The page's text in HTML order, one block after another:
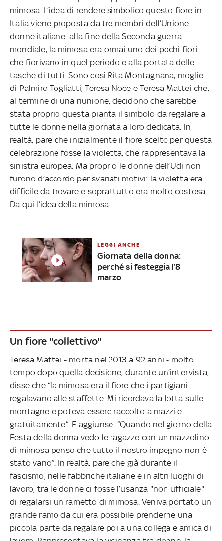
mimosa. L’idea di rendere simbolico questo fiore in
Italia viene proposta da tre membri dell’Unione
donne italiane: alla fine della Seconda guerra
mondiale, la mimosa era ormai uno dei pochi fiori
che fiorivano in quel periodo e alla portata delle
tasche di tutti. Sono così Rita Montagnana, moglie
di Palmiro Togliatti, Teresa Noce e Teresa Mattei che,
al termine di una riunione, decidono che sarebbe
stata proprio questa pianta il simbolo da regalare a
tutte le donne nella giornata a loro dedicata. In
realtà, pare che inizialmente il fiore scelto per questa
celebrazione fosse la violetta, che rappresentava la
sinistra europea. Ma proprio le donne dell’Udi non
furono d’accordo per svariati motivi: la violetta era
difficile da trovare e soprattutto era molto costosa.
Da qui l’idea della mimosa.
LEGGI ANCHE
Giornata della donna:
perché si festeggia l’8
marzo
Un fiore "collettivo"
Teresa Mattei - morta nel 2013 a 92 anni - molto
tempo dopo quella decisione, durante un’intervista,
disse che “la mimosa era il fiore che i partigiani
regalavano alle staffette. Mi ricordava la lotta sulle
montagne e poteva essere raccolto a mazzi e
gratuitamente”. E aggiunse: “Quando nel giorno della
Festa della donna vedo le ragazze con un mazzolino
di mimosa penso che tutto il nostro impegno non è
stato vano”. In realtà, pare che già durante il
fascismo, nelle fabbriche italiane e in altri luoghi di
lavoro, tra le donne ci fosse l’usanza "non ufficiale"
di regalarsi un rametto di mimosa. Veniva portato un
grande ramo da cui era possibile prenderne una
piccola parte da regalare poi a una collega e amica di